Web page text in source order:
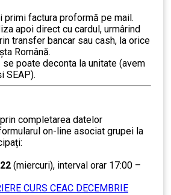
primi factura proformă pe mail.
apoi direct cu cardul, urmârind
transfer bancar sau cash, la orice
Română.
se poate deconta la unitate (avem
SEAP).
completarea datelor
on-line asociat grupei la
(miercuri), interval orar 17:00 –
CURS CEAC DECEMBRIE